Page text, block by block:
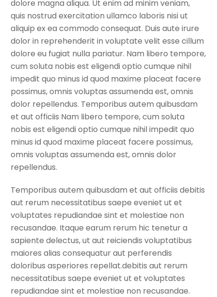
dolore magna aliqua. Ut enim ad minim veniam,
quis nostrud exercitation ullamco laboris nisi ut
aliquip ex ea commodo consequat. Duis aute irure
dolor in reprehenderit in voluptate velit esse cillum
dolore eu fugiat nulla pariatur. Nam libero tempore,
cum soluta nobis est eligendi optio cumque nihil
impedit quo minus id quod maxime placeat facere
possimus, omnis voluptas assumenda est, omnis
dolor repellendus. Temporibus autem quibusdam
et aut officiis Nam libero tempore, cum soluta
nobis est eligendi optio cumque nihil impedit quo
minus id quod maxime placeat facere possimus,
omnis voluptas assumenda est, omnis dolor
repellendus.
Temporibus autem quibusdam et aut officiis debitis
aut rerum necessitatibus saepe eveniet ut et
voluptates repudiandae sint et molestiae non
recusandae. Itaque earum rerum hic tenetur a
sapiente delectus, ut aut reiciendis voluptatibus
maiores alias consequatur aut perferendis
doloribus asperiores repellat.debitis aut rerum
necessitatibus saepe eveniet ut et voluptates
repudiandae sint et molestiae non recusandae.